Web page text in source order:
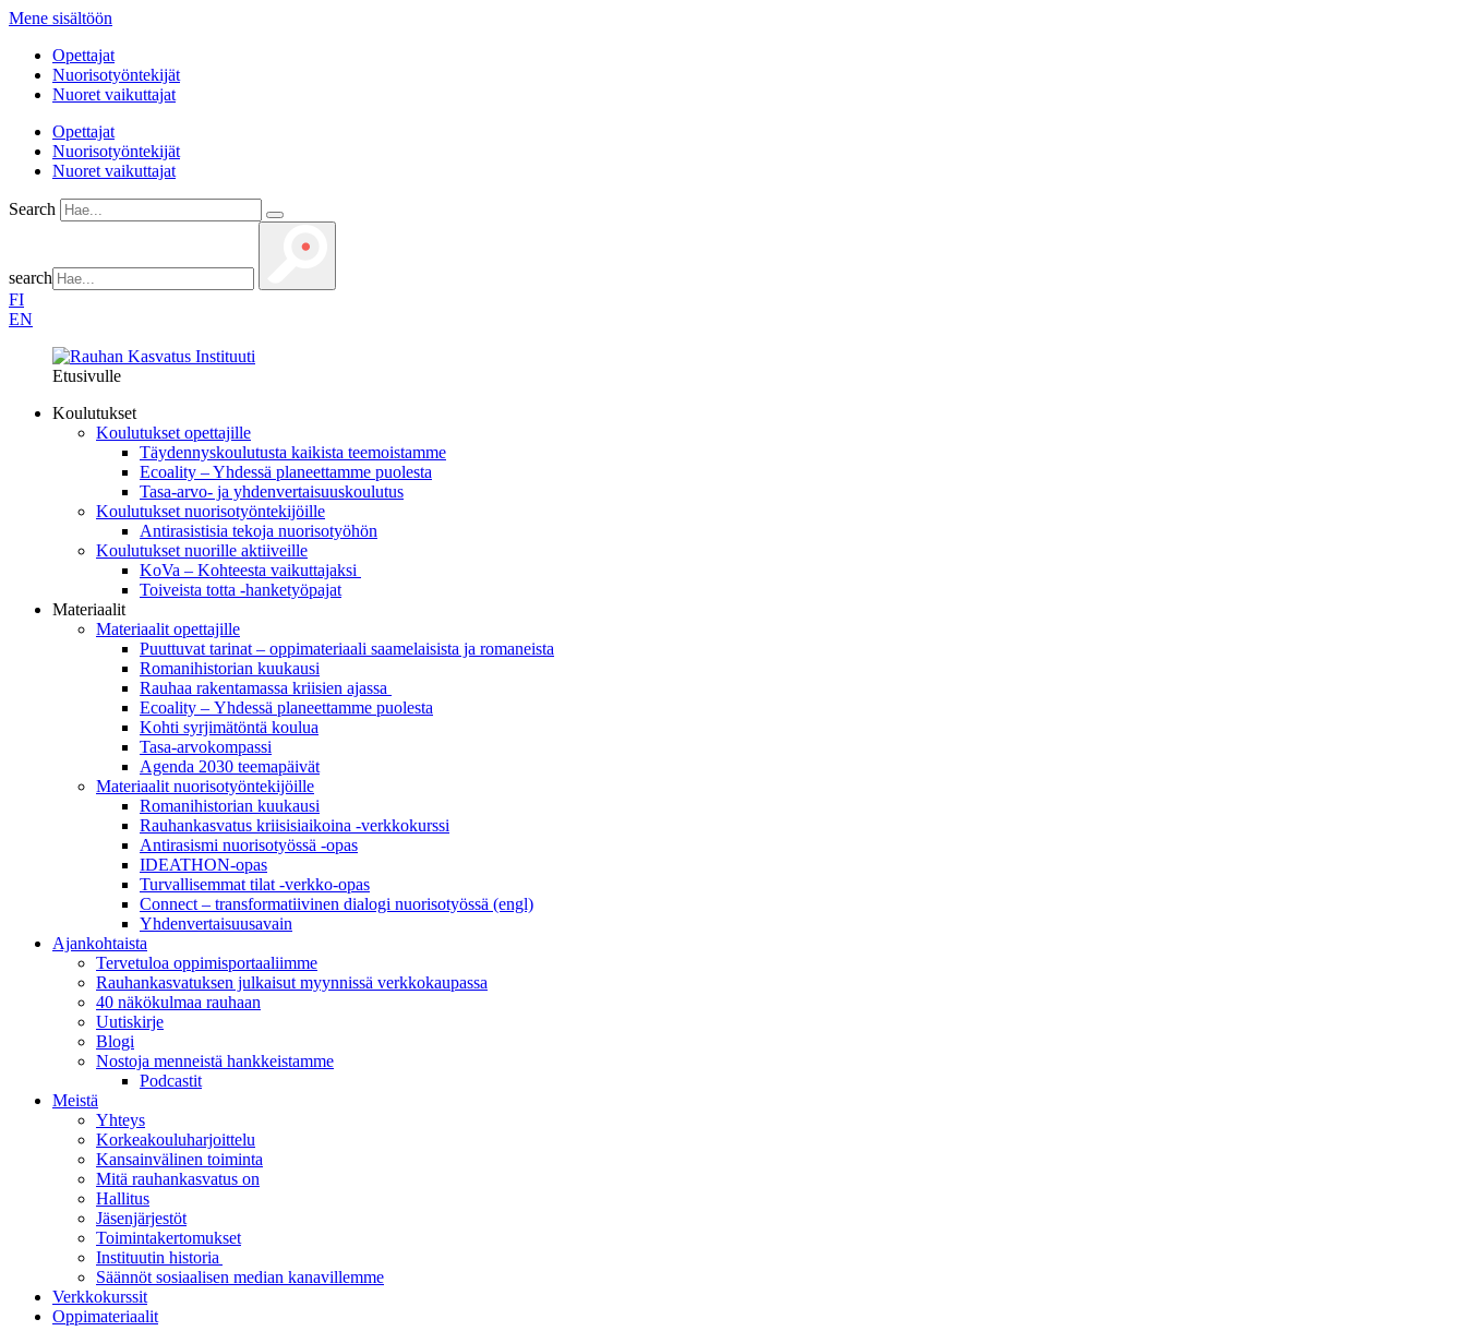
Mene sisältöön
Opettajat
Nuorisotyöntekijät
Nuoret vaikuttajat
Opettajat
Nuorisotyöntekijät
Nuoret vaikuttajat
Search
search
FI
EN
Etusivulle
Koulutukset
Koulutukset opettajille
Täydennys­koulutusta kaikista teemois­tamme
Ecoality – Yhdessä planeettamme puolesta
Tasa-arvo- ja yhdenvertaisuuskoulutus
Koulutukset nuorisotyöntekijöille
Antirasistisia tekoja nuorisotyöhön
Koulutukset nuorille aktiiveille
KoVa – Kohteesta vaikuttajaksi
Toiveista totta -hanketyöpajat
Materiaalit
Materiaalit opettajille
Puuttuvat tarinat – oppi­materiaali saamelaisista ja romaneista
Romanihistorian kuukausi
Rauhaa rakentamassa kriisien ajassa
Ecoality – Yhdessä planeettamme puolesta
Kohti syrjimä­töntä koulua
Tasa-arvokompassi
Agenda 2030 teemapäivät
Materiaalit nuorisotyöntekijöille
Romanihistorian kuukausi
Rauhankasvatus kriisisiaikoina -verkkokurssi
Antirasismi nuorisotyössä -opas
IDEATHON-opas
Turvalli­semmat tilat -verkko-opas
Connect – transformatiivinen dialogi nuorisotyössä (engl)
Yhdenvertai­suus­avain
Ajankohtaista
Tervetuloa oppimisportaaliimme
Rauhankasvatuksen julkaisut myynnissä verkkokaupassa
40 näkökulmaa rauhaan
Uutiskirje
Blogi
Nostoja menneistä hankkeistamme
Podcastit
Meistä
Yhteys
Korkeakouluharjoittelu
Kansainvälinen toiminta
Mitä rauhankasvatus on
Hallitus
Jäsenjärjestöt
Toimintakertomukset
Instituutin historia
Säännöt sosiaalisen median kanavillemme
Verkkokurssit
Oppimateriaalit